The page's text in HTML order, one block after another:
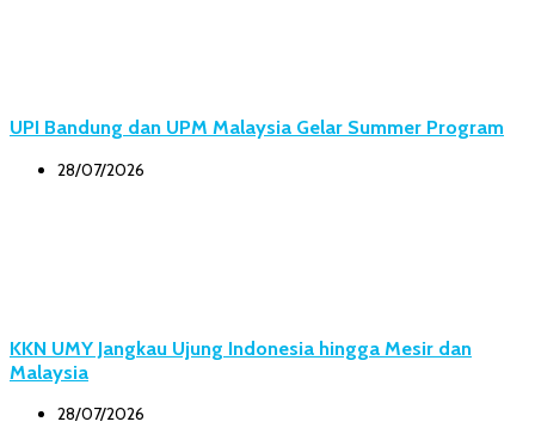
UPI Bandung dan UPM Malaysia Gelar Summer Program
28/07/2026
KKN UMY Jangkau Ujung Indonesia hingga Mesir dan
Malaysia
28/07/2026